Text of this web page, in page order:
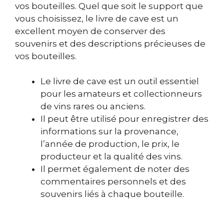
vos bouteilles. Quel que soit le support que
vous choisissez, le livre de cave est un
excellent moyen de conserver des
souvenirs et des descriptions précieuses de
vos bouteilles.
Le livre de cave est un outil essentiel
pour les amateurs et collectionneurs
de vins rares ou anciens.
Il peut être utilisé pour enregistrer des
informations sur la provenance,
l’année de production, le prix, le
producteur et la qualité des vins.
Il permet également de noter des
commentaires personnels et des
souvenirs liés à chaque bouteille.